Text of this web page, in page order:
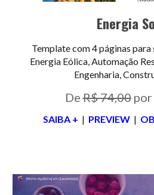
Energia
Template com 4 páginas para
Energia Eólica, Automação
Engenharia,
DeR$74,00por
SAIBA + | PREVIEW|